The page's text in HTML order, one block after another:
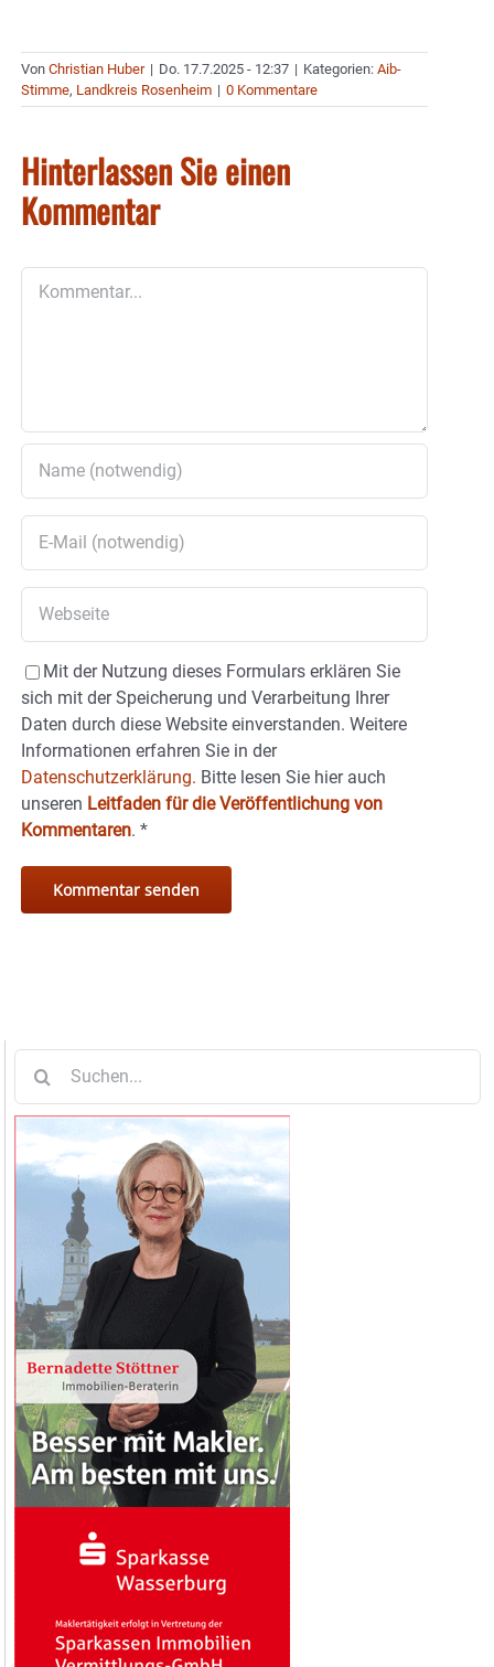
Von Christian Huber | Do. 17.7.2025 - 12:37 | Kategorien: Aib-
Stimme, Landkreis Rosenheim | 0 Kommentare
Hinterlassen Sie einen
Kommentar
Mit der Nutzung dieses Formulars erklären Sie
sich mit der Speicherung und Verarbeitung Ihrer
Daten durch diese Website einverstanden. Weitere
Informationen erfahren Sie in der
Datenschutzerklärung. Bitte lesen Sie hier auch
unseren Leitfaden für die Veröffentlichung von
Kommentaren. *
nach: